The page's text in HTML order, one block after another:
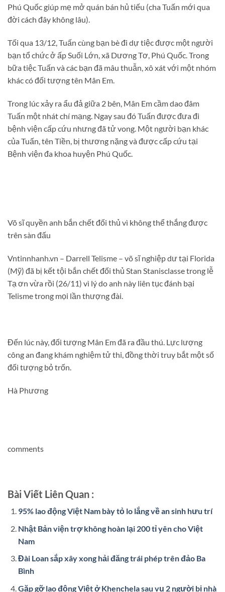
Phú Quốc giúp mẹ mở quán bán hủ tiếu (cha Tuấn mới qua
đời cách đây không lâu).
Tối qua 13/12, Tuấn cùng bạn bè đi dự tiệc được một người
bạn tổ chức ở ấp Suối Lớn, xã Dương Tơ, Phú Quốc. Trong
bữa tiệc Tuấn và các bạn đã mâu thuẫn, xô xát với một nhóm
khác có đối tượng tên Mân Em.
Trong lúc xảy ra ẩu đả giữa 2 bên, Mân Em cầm dao đâm
Tuấn một nhát chí mạng. Ngay sau đó Tuấn được đưa đi
bệnh viện cấp cứu nhưng đã tử vong. Một người bạn khác
của Tuấn, tên Tiền, bị thương nặng và được cấp cứu tại
Bệnh viện đa khoa huyện Phú Quốc.
Võ sĩ quyền anh bắn chết đối thủ vì không thể thắng được
trên sàn đấu
Vntinnhanh.vn – Darrell Telisme – võ sĩ nghiệp dư tại Florida
(Mỹ) đã bị kết tội bắn chết đối thủ Stan Stanisclasse trong lễ
Tạ ơn vừa rồi (26/11) vì lý do anh này liên tục đánh bại
Telisme trong mọi lần thượng đài.
Đến lúc này, đối tượng Mân Em đã ra đầu thú. Lực lượng
công an đang khám nghiệm tử thi, đồng thời truy bắt một số
đối tượng bỏ trốn.
Hà Phương
comments
Bài Viết Liên Quan :
95% lao động Việt Nam bày tỏ lo lắng về an sinh hưu trí
Nhật Bản viện trợ không hoàn lại 200 tỉ yên cho Việt
Nam
Đài Loan sắp xây xong hải đăng trái phép trên đảo Ba
Bình
Gặp gỡ lao động Việt ở Khenchela sau vụ 2 người bị nhà